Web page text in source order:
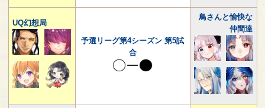
UQ幻想局
予選リーグ第4シーズン 第5試
合
鳥さんと愉快な
仲間達